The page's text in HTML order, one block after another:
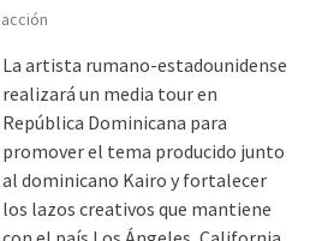
La artista rumano-estadounidense
realizará un media tour en
República Dominicana para
promover el tema producido junto
al dominicano Kairo y fortalecer
los lazos creativos que mantiene